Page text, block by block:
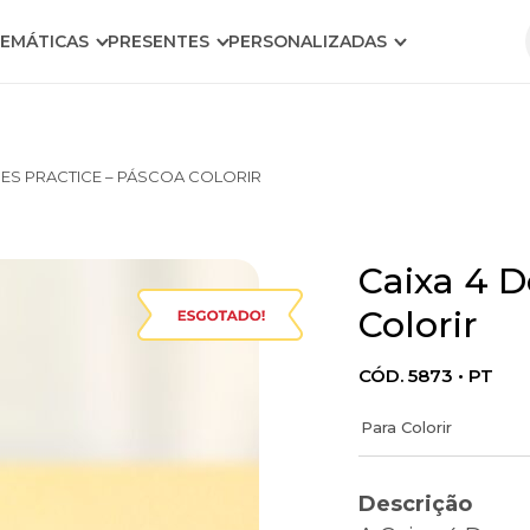
PRESENTES PERSONALIZADAS
PRACTICE – PÁSCOA COLORIR
Warning: foreach()
argument
must be of
type
string
Caixa 4
Colorir
CÓD. 5873 • PT
Para Colorir
Descrição